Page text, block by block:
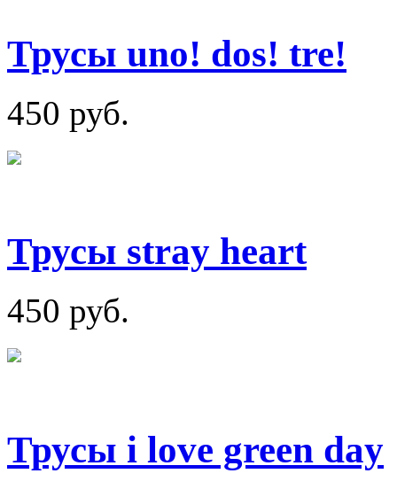
Трусы uno! dos! tre!
450 руб.
Трусы stray heart
450 руб.
Трусы i love green day